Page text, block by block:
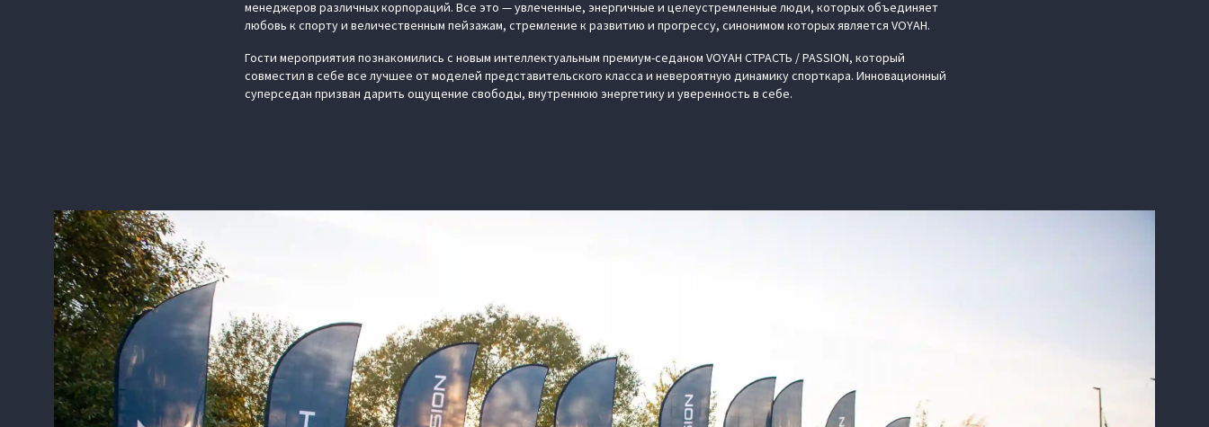
менеджеров различных корпораций. Все это — увлеченные, энергичные и целеустремленные люди, которых объединяет
любовь к спорту и величественным пейзажам, стремление к развитию и прогрессу, синонимом которых является VOYAH.
Гости мероприятия познакомились с новым интеллектуальным премиум-седаном VOYAH СТРАСТЬ / PASSION, который
совместил в себе все лучшее от моделей представительского класса и невероятную динамику спорткара. Инновационный
суперседан призван дарить ощущение свободы, внутреннюю энергетику и уверенность в себе.